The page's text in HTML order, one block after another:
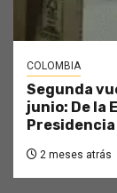
COLOMBIA
Segunda
junio: De la
Presidencia
2 meses atrás